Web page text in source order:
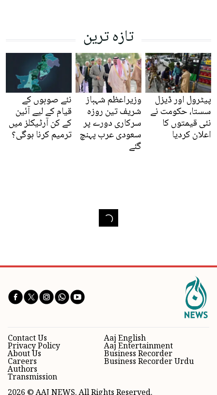
تازہ ترین
پیٹرول اور ڈیزل
سستا، حکومت نے
نئی قیمتوں کا
اعلان کردیا
وزیراعظم شہباز
شریف تین روزہ
سرکاری دورے پر
سعودی عرب پہنچ
گئے
نئے صوبوں کے
قیام کے لیے آئین
کے کن آرٹیکلز میں
ترمیم کرنا ہوگی؟
Aaj English
Aaj Entertainment
Business Recorder
Business Recorder Urdu
Contact Us
Privacy Policy
About Us
Careers
Authors
Transmission